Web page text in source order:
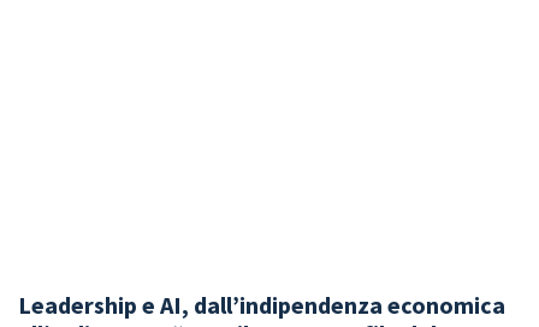
Leadership e AI, dall’indipendenza economica